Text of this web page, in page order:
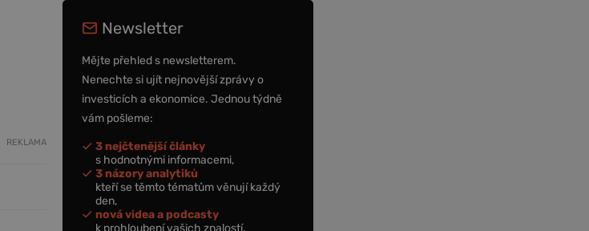
REKLAMA
Newsletter
Mějte přehled s newsletterem.
Nenechte si ujít nejnovější zprávy o
investicích a ekonomice. Jednou týdně
vám pošleme:
3 nejčtenější články
s hodnotnými informacemi,
3 názory analytiků
kteří se těmto tématům věnují každý
den,
nová videa a podcasty
k prohloubení vašich znalostí.